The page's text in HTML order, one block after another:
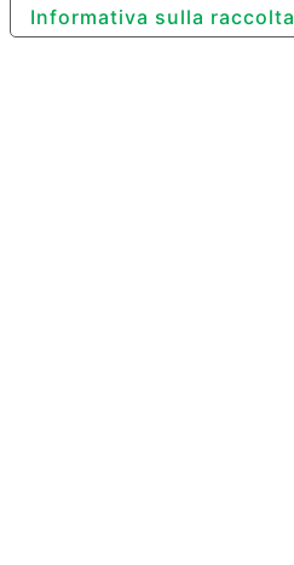
Informativa sulla raccolta